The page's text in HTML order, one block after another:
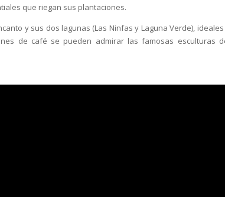
que riegan sus plantaciones.
y sus dos lagunas (Las Ninfas y Laguna Verde),
de café se pueden admirar las famosas esculturas